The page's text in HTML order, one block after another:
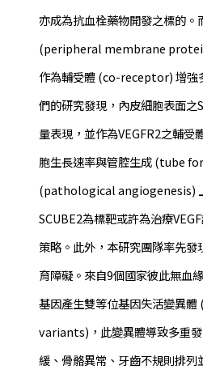
亦成為抗血栓藥物開發之標的。
(peripheral membrane
作為輔受體 (co-receptor) 增強
們的研究發現，內皮細胞表面
量表現，並作為VEGFR2之輔受
胞生長速率與管腔生成 (tube
(pathological angiogenesis)
SCUBE2為標靶或許為治療
策略。此外，本研究團隊率先
育障礙。來自9個國家彼此無血
基因產生雙等位基因失活變異
variants)，此變異體導致多重
緩、骨骼異常、牙齒不規則排列